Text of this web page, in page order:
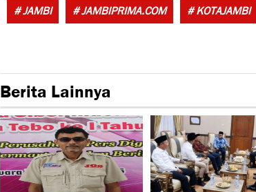
# JAMBI # JAMBIPRIMA.COM # KOTAJAMBI
Berita Lainnya